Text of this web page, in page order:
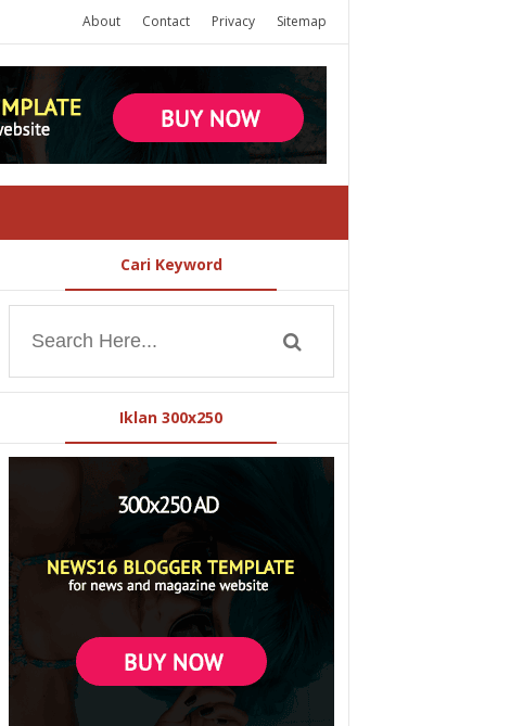
About Contact Privacy Sitemap
Cari Keyword
Iklan 300x250